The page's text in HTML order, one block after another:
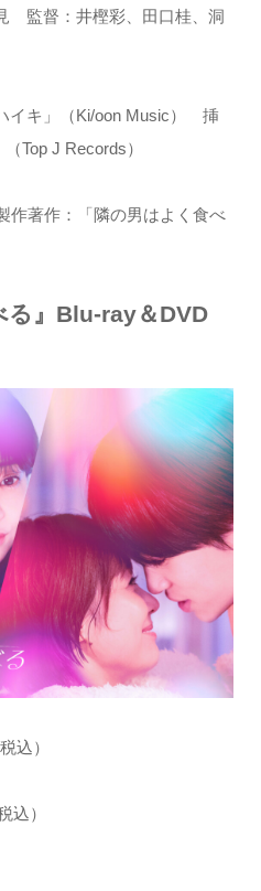
監督：井樫彩、田口桂、洞
イキ」（Ki/oon Music） 挿
Top J Records）
著作：「隣の男はよく食べ
る』Blu-ray＆DVD
込）
）